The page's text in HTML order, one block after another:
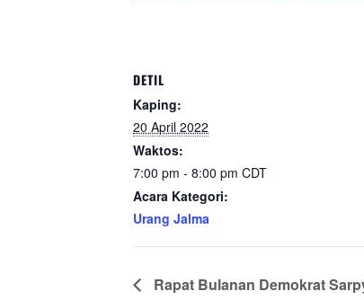
DETIL
Kaping:
20 April 2022
Waktos:
7:00 pm - 8:00 pm CDT
Acara Kategori:
Urang Jalma
Rapat Bulanan Demokrat